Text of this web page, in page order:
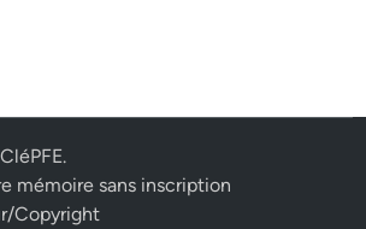
CléPFE.
mémoire sans inscription
Copyright